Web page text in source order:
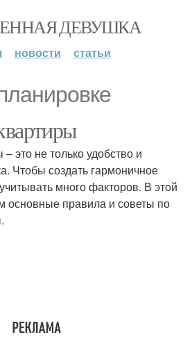
ДЕВУШКА
новости статьи
это не только удобство и
Чтобы создать гармоничное
много факторов. В этой
основные правила и советы по